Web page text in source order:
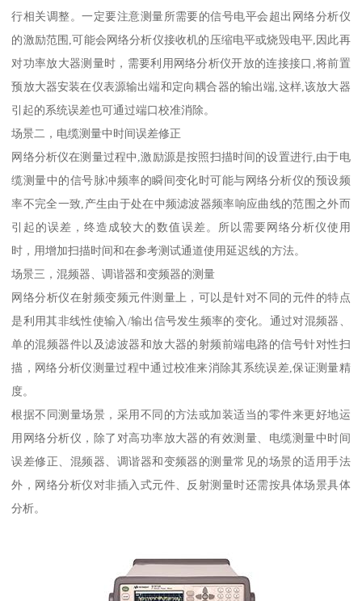
行相关调整。一定要注意测量所需要的信号电平会超出网络分析仪
的激励范围,可能会网络分析仪接收机的压缩电平或烧毁电平,因此再
对功率放大器测量时，需要利用网络分析仪开放的连接接口,将前置
预放大器安装在仪表源输出端和定向耦合器的输出端,这样,该放大器
引起的系统误差也可通过端口校准消除。
场景二，电缆测量中时间误差修正
网络分析仪在测量过程中,激励源是按照扫描时间的设置进行,由于电
缆测量中的信号脉冲频率的瞬间变化时可能与网络分析仪的预设频
率不完全一致,产生由于处在中频滤波器频率响应曲线的范围之外而
引起的误差，终造成较大的数值误差。所以需要网络分析仪使用
时，用增加扫描时间和在参考测试通道使用延迟线的方法。
场景三，混频器、调谐器和变频器的测量
网络分析仪在射频变频元件测量上，可以是针对不同的元件的特点
是利用其非线性使输入/输出信号发生频率的变化。通过对混频器、
单的混频器件以及滤波器和放大器的射频前端电路的信号针对性扫
描，网络分析仪测量过程中通过校准来消除其系统误差,保证测量精
度。
根据不同测量场景，采用不同的方法或加装适当的零件来更好地运
用网络分析仪，除了对高功率放大器的有效测量、电缆测量中时间
误差修正、混频器、调谐器和变频器的测量常见的场景的适用手法
外，网络分析仪对非插入式元件、反射测量时还需按具体场景具体
分析。